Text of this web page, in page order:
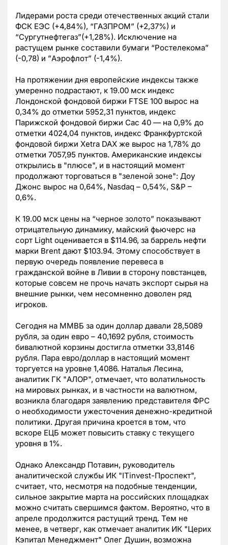
Лидерами роста среди отечественных акций стали
ФСК ЕЭС (+4,84%), “ГАЗПРОМ” (+2,37%) и
“Сургутнефтегаз”(+1,28%). Исключение на
растущем рынке составили бумаги “Ростелекома”
(-0,78) и ”Аэрофлот” (-1,4%).
На протяжении дня европейские индексы также
умеренно подрастают, к 19.00 мск индекс
Лондонской фондовой биржи FTSE 100 вырос на
0,34% до отметки 5952,31 пунктов, индекс
Парижской фондовой биржи Сас 40 — на 0,9% до
отметки 4024,04 пунктов, индекс Франкфуртской
фондовой биржи Xetra DAX же вырос на 1,78% до
отметки 7057,95 пунктов. Американские индексы
открылись в "плюсе", и в настоящий момент
продолжают торговаться в "зеленой зоне": Доу
Джонс вырос на 0,64%, Nasdaq – 0,54%, S&P –
0,6%.
К 19.00 мск цены на “черное золото” показывают
отрицательную динамику, майский фьючерс на
сорт Light оценивается в $114.96, за баррель нефти
марки Brent дают $103.94. Этому способствует в
первую очередь появление перевеса в
гражданской войне в Ливии в сторону повстанцев,
которые совсем не прочь начать экспорт сырья на
внешние рынки, чем несомненно доволен ряд
игроков.
Сегодня на ММВБ за один доллар давали 28,5089
рубля, за один евро – 40,1692 рубля, стоимость
бивалютной корзины достигла отметки 33,8146
рубля. Пара евро/доллар в настоящий момент
торгуется на уровне 1,4086. Наталья Лесина,
аналитик ГК "АЛОР", отмечает, что волатильность
на мировых рынках, и в частности на валютном,
возникла благодаря заявлению представителя ФРС
о необходимости ужесточения денежно-кредитной
политики. Другая причина кроется в том, что
вскоре ЕЦБ может повысить ставку с текущего
уровня в 1%.
Однако Александр Потавин, руководитель
аналитической службы ИК "ITinvest-Проспект",
считает, что, несмотря на подобные тенденции,
сильное закрытие марта на российских площадках
можно считать свершимся фактом. Вероятно, что в
апреле продолжится растущий тренд. Тем не
менее, в четверг, как отмечает аналитик ИК "Церих
Кэпитал Менеджмент" Олег Душин, возможна